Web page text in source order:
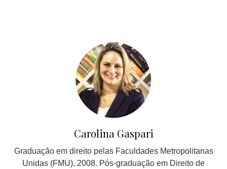
Carolina Gaspari
Graduação em direito pelas Faculdades Metropolitanas
Unidas (FMU), 2008. Pós-graduação em Direito de